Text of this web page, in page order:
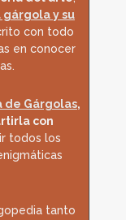
gárgola y su
con todo
en conocer
de Gárgolas,
con
todos los
tanto